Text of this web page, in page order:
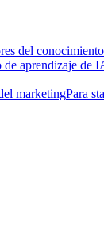
del conocimiento
de aprendizaje de
marketingPara